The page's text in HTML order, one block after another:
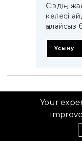
Сіздің
келесі
қалайсыз
Ұсыну
©
Your